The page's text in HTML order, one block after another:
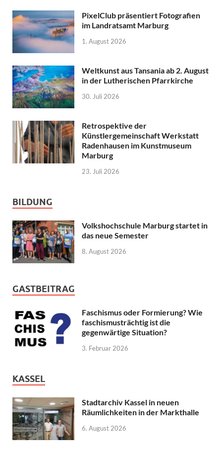
PixelClub präsentiert Fotografien
im Landratsamt Marburg
1. August 2026
Weltkunst aus Tansania ab 2. August
in der Lutherischen Pfarrkirche
30. Juli 2026
Retrospektive der
Künstlergemeinschaft Werkstatt
Radenhausen im Kunstmuseum
Marburg
23. Juli 2026
BILDUNG
Volkshochschule Marburg startet in
das neue Semester
8. August 2026
GASTBEITRAG
Faschismus oder Formierung? Wie
faschismusträchtig ist die
gegenwärtige Situation?
3. Februar 2026
KASSEL
Stadtarchiv Kassel in neuen
Räumlichkeiten in der Markthalle
6. August 2026